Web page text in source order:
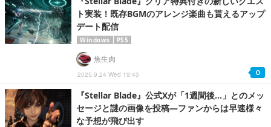
ト実装！既存BGMのアレンジ楽曲も貰えるアップ
デート配信
Windows PS5
2025.9.24 Wed 19:43
焦生肉
0
『Stellar Blade』公式Xが「1週間後...」とのメッ
セージと謎の画像を投稿―ファンからは早速様々
な予想が飛び出す